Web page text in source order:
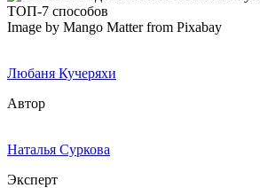
Image by Mango Matter from Pixabay
Любаня Кучеряхи
Автор
Наталья Суркова
Эксперт